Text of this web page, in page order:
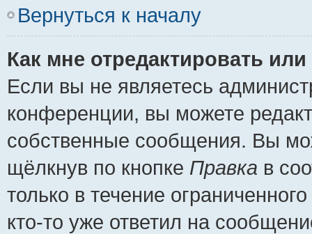
Вернуться к началу
Как мне отредактировать
Если вы не являетесь
конференции, вы можете
собственные сообщения. Вы
щёлкнув по кнопке Правка в
только в течение
кто-то уже ответил на